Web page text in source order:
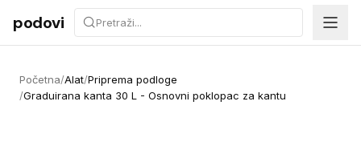
Preskoči na sadržaj
podovi
Početna/Alat/Priprema podloge
/Graduirana kanta 30 L - Osnovni poklopac za kantu